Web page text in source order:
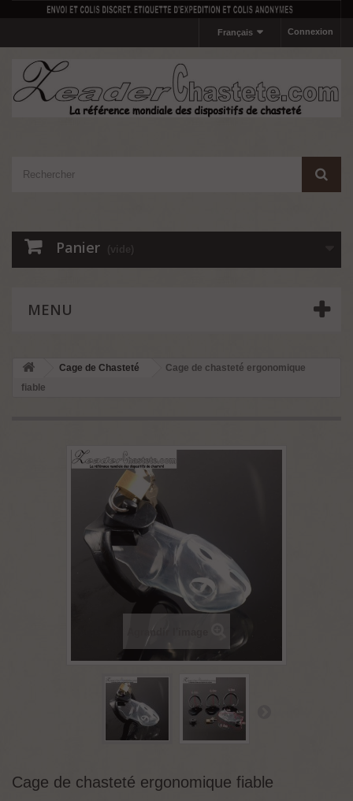
Connexion
Français
Panier (vide)
MENU
Cage de Chasteté
Cage de chasteté ergonomique
fiable
Agrandir l'image
Cage de chasteté ergonomique fiable